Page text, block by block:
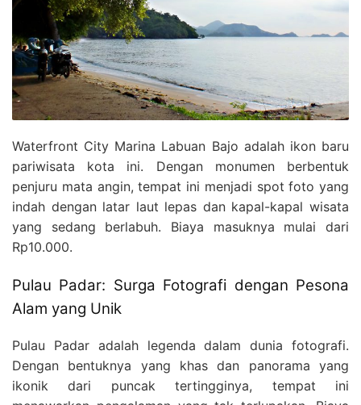
Waterfront City Marina Labuan Bajo adalah ikon baru
pariwisata kota ini. Dengan monumen berbentuk
penjuru mata angin, tempat ini menjadi spot foto yang
indah dengan latar laut lepas dan kapal-kapal wisata
yang sedang berlabuh. Biaya masuknya mulai dari
Rp10.000.
Pulau Padar: Surga Fotografi dengan Pesona
Alam yang Unik
Pulau Padar adalah legenda dalam dunia fotografi.
Dengan bentuknya yang khas dan panorama yang
ikonik dari puncak tertingginya, tempat ini